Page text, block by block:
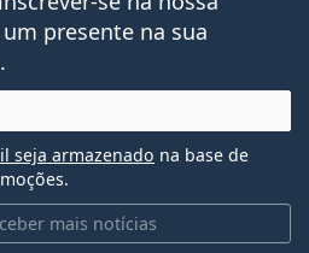
presente na sua
mais notícias
seja armazenado na base de